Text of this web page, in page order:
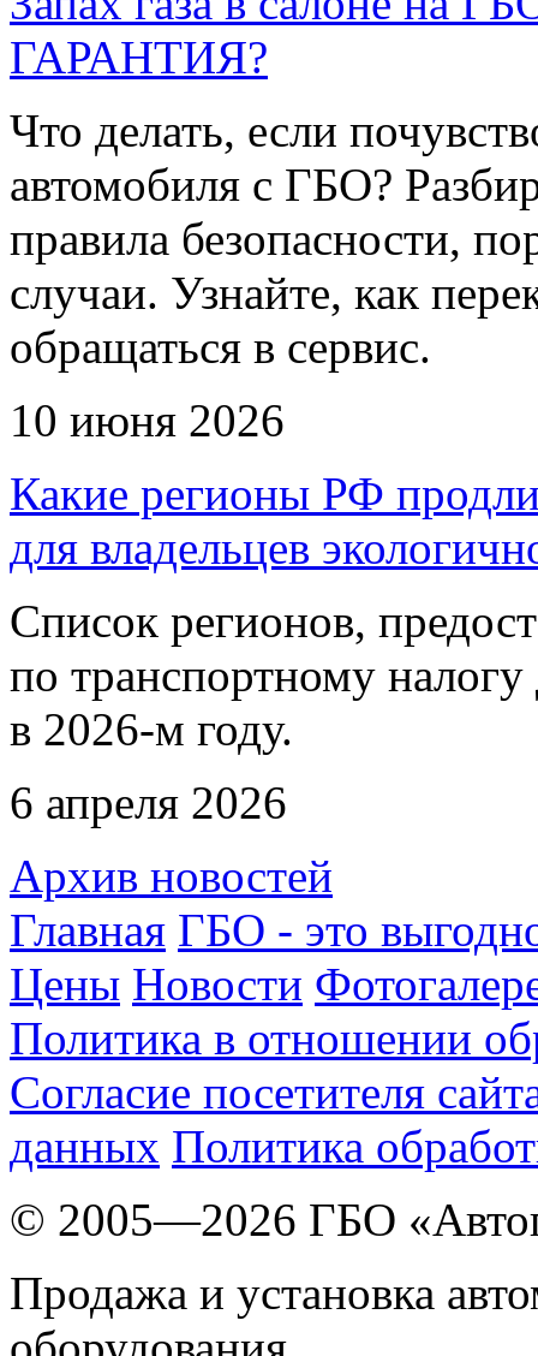
ГАРАНТИЯ?
Что делать, если
автомобиля с ГБО?
правила безопасности,
случаи. Узнайте, как
обращаться в сервис.
10 июня 2026
Какие регионы РФ
для владельцев
Список регионов,
по транспортному налогу
в 2026-м году.
6 апреля 2026
Архив новостей
Главная ГБО - это
Цены Новости
Политика в отношении
Согласие посетителя
данных Политика
© 2005—2026 ГБО
Продажа и установка